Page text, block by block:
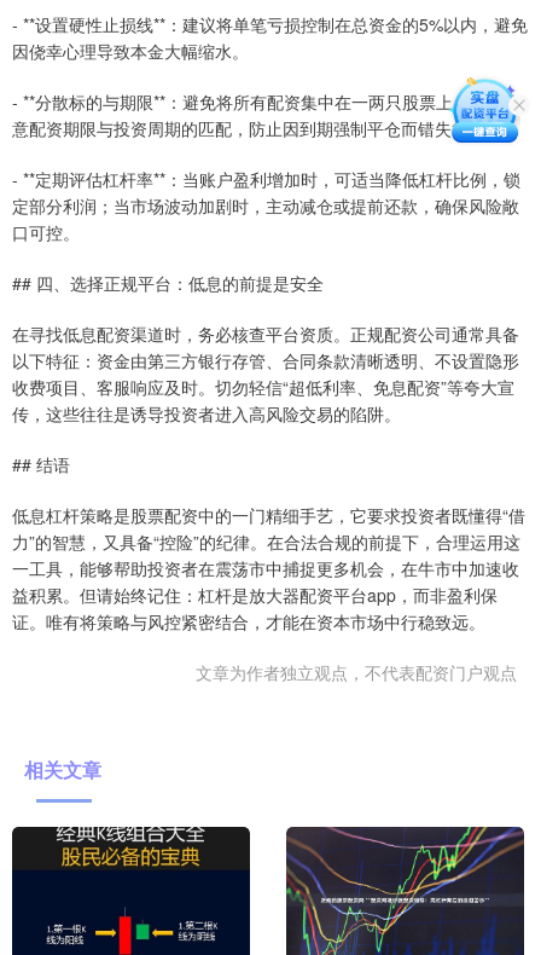
- **设置硬性止损线**：建议将单笔亏损控制在总资金的5%以内，避免
因侥幸心理导致本金大幅缩水。
- **分散标的与期限**：避免将所有配资集中在一两只股票上，同时注
意配资期限与投资周期的匹配，防止因到期强制平仓而错失行情。
- **定期评估杠杆率**：当账户盈利增加时，可适当降低杠杆比例，锁
定部分利润；当市场波动加剧时，主动减仓或提前还款，确保风险敞
口可控。
## 四、选择正规平台：低息的前提是安全
在寻找低息配资渠道时，务必核查平台资质。正规配资公司通常具备
以下特征：资金由第三方银行存管、合同条款清晰透明、不设置隐形
收费项目、客服响应及时。切勿轻信“超低利率、免息配资”等夸大宣
传，这些往往是诱导投资者进入高风险交易的陷阱。
## 结语
低息杠杆策略是股票配资中的一门精细手艺，它要求投资者既懂得“借
力”的智慧，又具备“控险”的纪律。在合法合规的前提下，合理运用这
一工具，能够帮助投资者在震荡市中捕捉更多机会，在牛市中加速收
益积累。但请始终记住：杠杆是放大器配资平台app，而非盈利保
证。唯有将策略与风控紧密结合，才能在资本市场中行稳致远。
文章为作者独立观点，不代表配资门户观点
相关文章